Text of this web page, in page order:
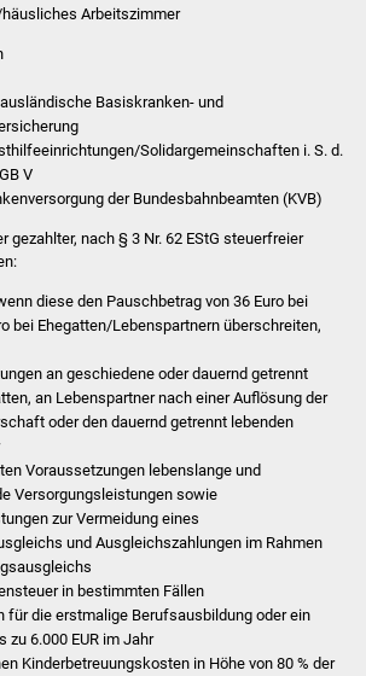
Schulentwicklung Bizet
Sanierung Hallenbad
Sanierung Bizethalle
Presse
Bürger & Service
Was erledige ich wo
Dienstleistungen
Lebenslagen
Formulare
Bürgerinfos
Arbeitszimmer
Basiskranken- und
Solidargemeinschaften i. S. d.
V
der Bundesbahnbeamten (KVB)
gezahlter, nach § 3 Nr. 62 EStG steuerfreier
diese den Pauschbetrag von 36 Euro bei
bei Ehegatten/Lebenspartnern überschreiten,
an geschiedene oder dauernd getrennt
an Lebenspartner nach einer Auflösung der
oder den dauernd getrennt lebenden
Voraussetzungen lebenslange und
Versorgungsleistungen sowie
zur Vermeidung eines
und Ausgleichszahlungen im Rahmen
in bestimmten Fällen
für die erstmalige Berufsausbildung oder ein
zu 6.000 EUR im Jahr
Kinderbetreuungskosten in Höhe von 80 % der